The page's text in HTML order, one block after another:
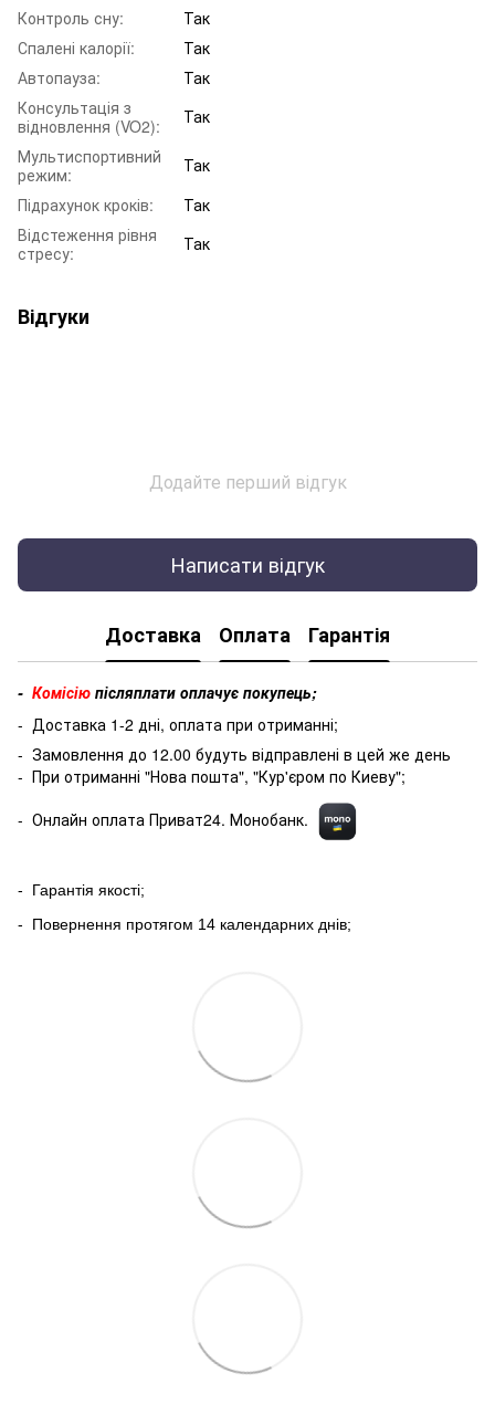
Контроль сну:
Так
Спалені калорії:
Так
Автопауза:
Так
Консультація з
відновлення (VO2):
Так
Мультиспортивний
режим:
Так
Підрахунок кроків:
Так
Відстеження рівня
стресу:
Так
Відгуки
Додайте перший відгук
Написати відгук
Доставка Оплата Гарантія
- Комісію післяплати оплачує покупець;
- Доставка 1-2 дні, оплата при отриманні;
- Замовлення до 12.00 будуть відправлені в цей же день
- При отриманні "Нова пошта", "Кур'єром по Киеву";
- Онлайн оплата Приват24. Монобанк.
- Гарантія якості;
- Повернення протягом 14 календарних днів;